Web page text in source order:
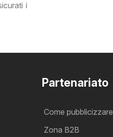
i
Partenariato
Come pubblicizzare
Zona B2B